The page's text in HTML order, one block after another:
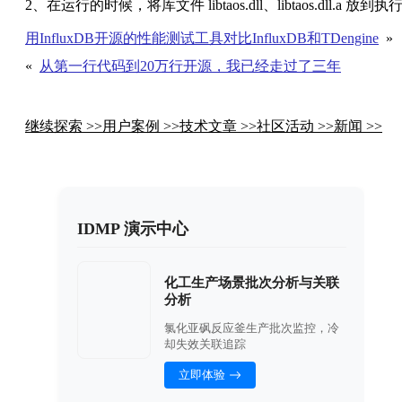
2、在运行的时候，将库文件 libtaos.dll、libtaos.dll.a 放到执
用InfluxDB开源的性能测试工具对比InfluxDB和TDengine »
«
从第一行代码到20万行开源，我已经走过了三年
继续探索 >>用户案例 >>技术文章 >>社区活动 >>新闻 >>
IDMP 演示中心
化工生产场景批次分析与关联
分析
氯化亚砜反应釜生产批次监控，冷
却失效关联追踪
立即体验